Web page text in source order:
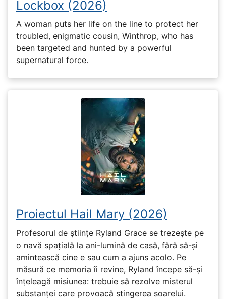
Lockbox (2026)
A woman puts her life on the line to protect her
troubled, enigmatic cousin, Winthrop, who has
been targeted and hunted by a powerful
supernatural force.
Proiectul Hail Mary (2026)
Profesorul de științe Ryland Grace se trezește pe
o navă spațială la ani-lumină de casă, fără să-și
amintească cine e sau cum a ajuns acolo. Pe
măsură ce memoria îi revine, Ryland începe să-și
înțeleagă misiunea: trebuie să rezolve misterul
substanței care provoacă stingerea soarelui.